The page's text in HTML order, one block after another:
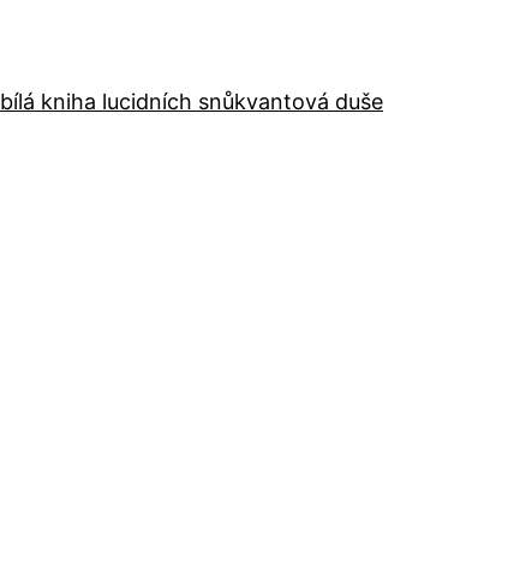
bílá kniha lucidních snůkvantová duše